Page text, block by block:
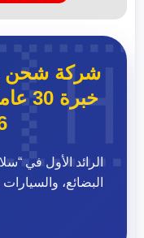
شركة شحن
الرائد الأول في
البضائع،